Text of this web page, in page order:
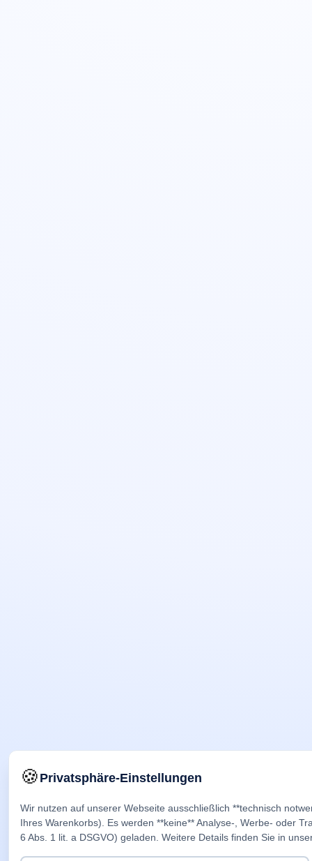
🍪Privatsphäre-Einstellungen
Wir nutzen auf unserer Webseite ausschließlich **technisch
Ihres Warenkorbs). Es werden **keine** Analyse-, Werbe- oder
6 Abs. 1 lit. a DSGVO) geladen. Weitere Details finden Sie in